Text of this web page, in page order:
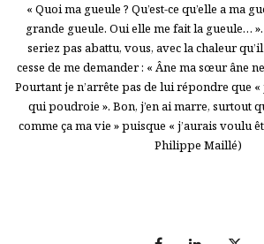
« Quoi ma gueule ? Qu’est-ce qu’elle a ma
grande gueule. Oui elle me fait la gueule…
seriez pas abattu, vous, avec la chaleur
cesse de me demander : « Âne ma sœur âne
Pourtant je n’arrête pas de lui répondre que
qui poudroie ». Bon, j’en ai marre, surtout
comme ça ma vie » puisque « j’aurais voulu
Philippe Maillé)